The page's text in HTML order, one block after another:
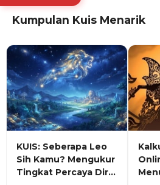
Kumpulan Kuis Menarik
KUIS: Seberapa Leo
Sih Kamu? Mengukur
Tingkat Percaya Diri